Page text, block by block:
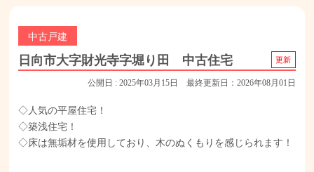
中古戸建
日向市大字財光寺字堀り田 中古住宅 更新
公開日 : 2025年03月15日 最終更新日：2026年08月01日
◇人気の平屋住宅！
◇築浅住宅！
◇床は無垢材を使用しており、木のぬくもりを感じられます！